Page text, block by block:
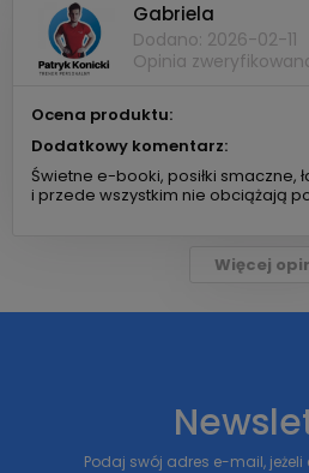
Gabriela
Dodano: 2026-02-11
Opinia
Ocena produktu:
Dodatkowy komentarz:
Świetne e-booki, posiłki smaczne,
i przede wszystkim nie obciążają
Więcej
Podaj swój adres e-mail,